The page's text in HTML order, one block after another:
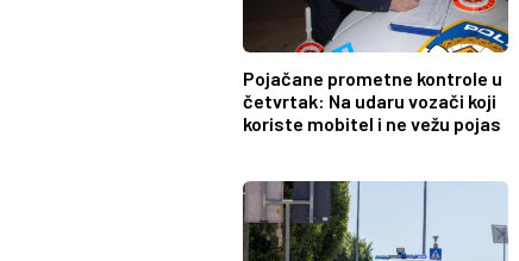
Pojačane prometne kontrole u
četvrtak: Na udaru vozači koji
koriste mobitel i ne vežu pojas